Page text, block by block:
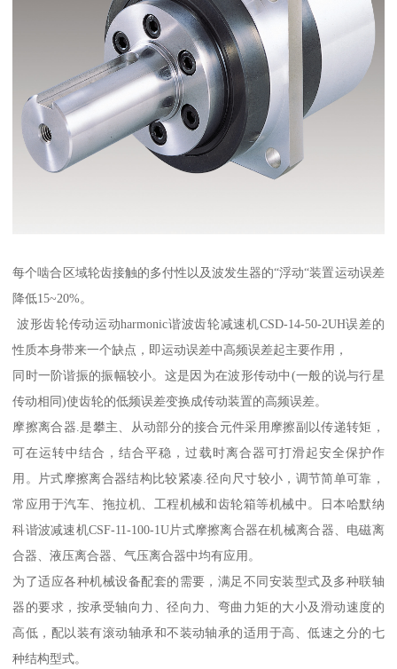
每个啮合区域轮齿接触的多付性以及波发生器的“浮动“装置运动误差
降低15~20%。
波形齿轮传动运动harmonic谐波齿轮减速机CSD-14-50-2UH误差的
性质本身带来一个缺点，即运动误差中高频误差起主要作用，
同时一阶谐振的振幅较小。这是因为在波形传动中(一般的说与行星
传动相同)使齿轮的低频误差变换成传动装置的高频误差。
摩擦离合器.是攀主、从动部分的接合元件采用摩擦副以传递转矩，
可在运转中结合，结合平稳，过载时离合器可打滑起安全保护作
用。片式摩擦离合器结构比较紧凑.径向尺寸较小，调节简单可靠，
常应用于汽车、拖拉机、工程机械和齿轮箱等机械中。日本哈默纳
科谐波减速机CSF-11-100-1U片式摩擦离合器在机械离合器、电磁离
合器、液压离合器、气压离合器中均有应用。
为了适应各种机械设备配套的需要，满足不同安装型式及多种联轴
器的要求，按承受轴向力、径向力、弯曲力矩的大小及滑动速度的
高低，配以装有滚动轴承和不装动轴承的适用于高、低速之分的七
种结构型式。